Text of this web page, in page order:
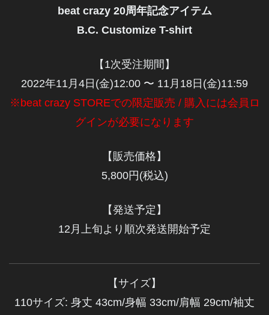
beat crazy 20周年記念アイテム
B.C. Customize T-shirt
【1次受注期間】
2022年11月4日(金)12:00 〜 11月18日(金)11:59
※beat crazy STOREでの限定販売 / 購入には会員ロ
グインが必要になります
【販売価格】
5,800円(税込)
【発送予定】
12月上旬より順次発送開始予定
【サイズ】
110サイズ: 身丈 43cm/身幅 33cm/肩幅 29cm/袖丈